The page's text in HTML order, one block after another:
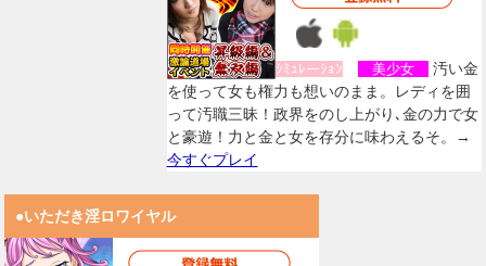
ｼﾐｭﾚーｼｮﾝ 美少女
汚い金
を使って女も権力も想いのまま。レディを囲
って汚職三昧！政界をのし上がり､金の力で女
と豪遊！力と金と女を存分に味わえるそ。→
今すぐプレイ
●いただき淫ロワイヤル